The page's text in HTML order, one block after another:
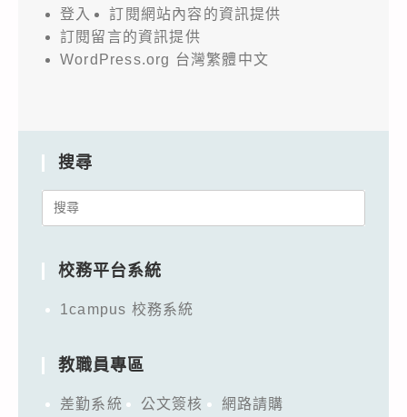
登入
訂閱網站內容的資訊提供
訂閱留言的資訊提供
WordPress.org 台灣繁體中文
搜尋
Search
校務平台系統
1campus 校務系統
教職員專區
差勤系統 公文簽核
網路請購